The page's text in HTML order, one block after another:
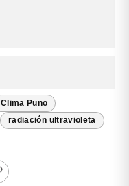
Clima Puno
radiación ultravioleta